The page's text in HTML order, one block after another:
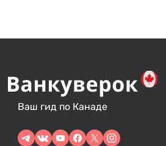
Ваш гид по Канаде